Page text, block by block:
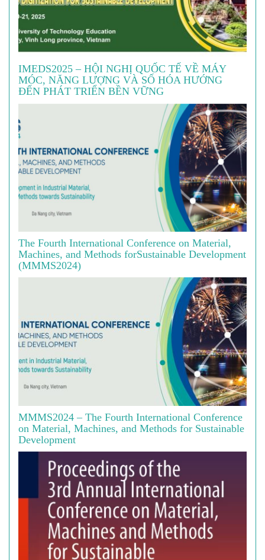
IMEDS2025 – HỘI NGHỊ QUỐC TẾ VỀ MÁY
MÓC, NĂNG LƯỢNG VÀ SỐ HÓA HƯỚNG
ĐẾN PHÁT TRIỂN BỀN VỮNG
The Fourth International Conference on Material,
Machines, and Methods forSustainable Development
(MMMS2024)
MMMS2024 – The Fourth International Conference
on Material, Machines, and Methods for Sustainable
Development